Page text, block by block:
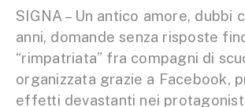
SIGNA – Un antico amore, dubbi
anni, domande senza risposte
“rimpatriata” fra compagni di
organizzata grazie a Facebook,
effetti devastanti nei